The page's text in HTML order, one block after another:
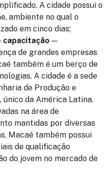
A cidade possui o
ambiente no qual o
em cinco dias;
capacitação —
de grandes empresas
também é um berço de
A cidade é a sede
de Produção e
da América Latina.
na área de
mantidas por diversas
Macaé também possui
de qualificação
do jovem no mercado de